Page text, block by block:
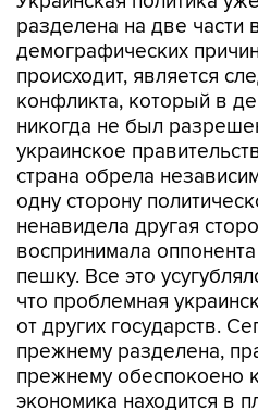
демографических
происходит, является
конфликта, который в
никогда не был
украинское
страна обрела
одну сторону
ненавидела другая
воспринимала
пешку. Все это
что проблемная
от других государств.
прежнему разделена,
прежнему обеспокоено
экономика находится в
Пока все эти факторы в